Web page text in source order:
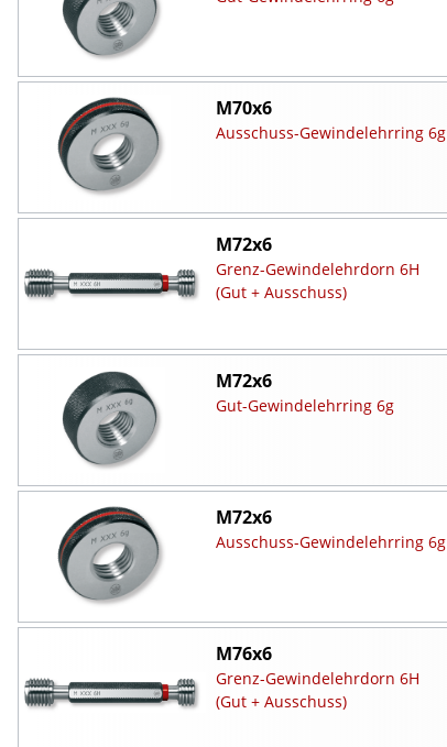
M70x6
Ausschuss-Gewindelehrring 6g
M72x6
Grenz-Gewindelehrdorn 6H
(Gut + Ausschuss)
M72x6
Gut-Gewindelehrring 6g
M72x6
Ausschuss-Gewindelehrring 6g
M76x6
Grenz-Gewindelehrdorn 6H
(Gut + Ausschuss)